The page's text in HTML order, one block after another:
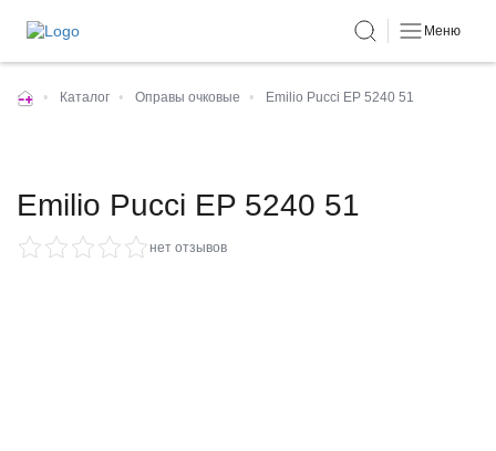
Меню
• Каталог • Оправы очковые • Emilio Pucci EP 5240 51
Emilio Pucci EP 5240 51
нет отзывов